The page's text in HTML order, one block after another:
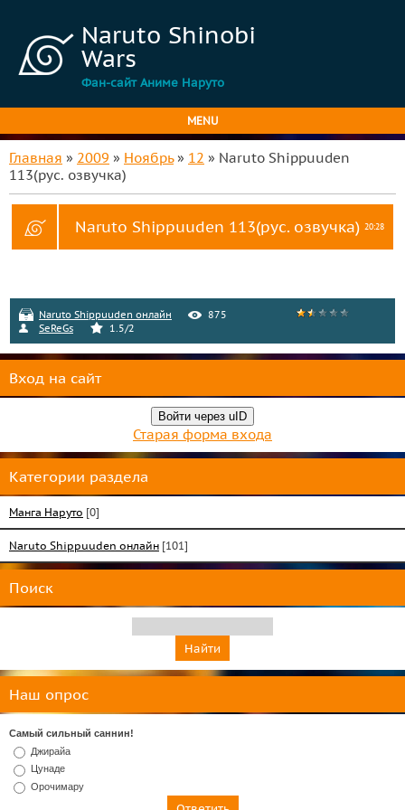
Naruto Shinobi
Wars
Фан-сайт Аниме Наруто
MENU
Главная » 2009 » Ноябрь » 12 » Naruto Shippuuden
113(рус. озвучка)
20:28
Naruto Shippuuden 113(рус. озвучка)
Naruto Shippuuden онлайн
875
SeReGs
1.5/2
Вход на сайт
Войти через uID
Старая форма входа
Категории раздела
Манга Наруто [0]
Naruto Shippuuden онлайн [101]
Поиск
Наш опрос
Самый сильный саннин!
Джирайа
Цунаде
Орочимару